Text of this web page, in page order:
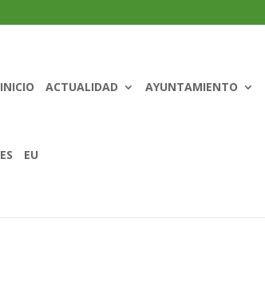
INICIO ACTUALIDAD AYUNTAMIENTO
ES EU